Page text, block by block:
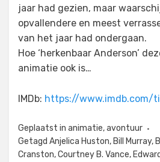
jaar had gezien, maar
opvallendere en meest
van het jaar had ondergaan.
Hoe ‘herkenbaar Anderson’
animatie ook is…
IMDb: https://www.imdb.com/
Geplaatst in animatie,avontuur
Getagd Anjelica Huston, Bill Murray,
Cranston,Courtney B. Vance,